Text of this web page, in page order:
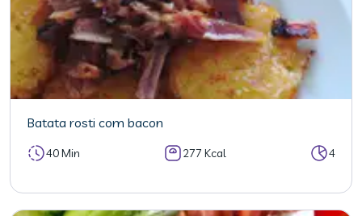
Batata rosti com bacon
40 Min 277 Kcal 4